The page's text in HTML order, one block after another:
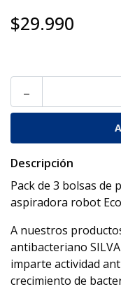
$29.990
-
Descripción
Pack de 3 bolsas de
aspiradora robot
A nuestros
antibacteriano
imparte actividad
crecimiento de